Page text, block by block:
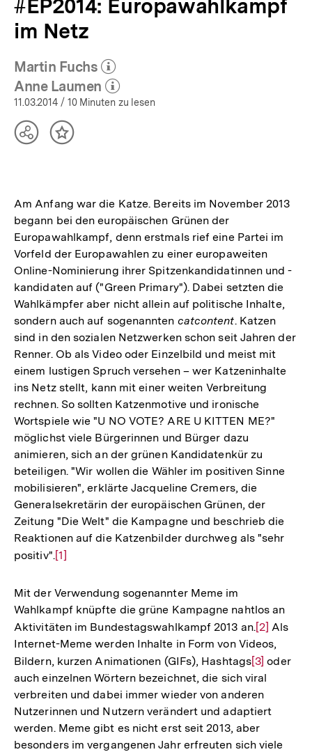
#EP2014: Europawahlkampf
im Netz
Martin Fuchs
(Mehr zum Autor)
öffnen
Anne Laumen
(Mehr zum Autor)
öffnen
11.03.2014 / 10 Minuten zu lesen
TeilenInhalt
Am Anfang war die Katze. Bereits im November 2013
begann bei den europäischen Grünen der
Europawahlkampf, denn erstmals rief eine Partei im
Vorfeld der Europawahlen zu einer europaweiten
Online-Nominierung ihrer Spitzenkandidatinnen und -
kandidaten auf ("Green Primary"). Dabei setzten die
Wahlkämpfer aber nicht allein auf politische Inhalte,
sondern auch auf sogenannten catcontent. Katzen
sind in den sozialen Netzwerken schon seit Jahren der
Renner. Ob als Video oder Einzelbild und meist mit
einem lustigen Spruch versehen – wer Katzeninhalte
ins Netz stellt, kann mit einer weiten Verbreitung
rechnen. So sollten Katzenmotive und ironische
Wortspiele wie "U NO VOTE? ARE U KITTEN ME?"
möglichst viele Bürgerinnen und Bürger dazu
animieren, sich an der grünen Kandidatenkür zu
beteiligen. "Wir wollen die Wähler im positiven Sinne
mobilisieren", erklärte Jacqueline Cremers, die
Generalsekretärin der europäischen Grünen, der
Zeitung "Die Welt" die Kampagne und beschrieb die
Reaktionen auf die Katzenbilder durchweg als "sehr
positiv".Zur
der
Fußnote
[1]
Mit der Verwendung sogenannter Meme im
Wahlkampf knüpfte die grüne Kampagne nahtlos an
Aktivitäten im Bundestagswahlkampf 2013 an.Zur
Auflösung
der
Fußnote
[2] Als
Internet-Meme werden Inhalte in Form von Videos,
Bildern, kurzen Animationen (GIFs), HashtagsZur
Auflösung
der
Fußnote
[3] oder
auch einzelnen Wörtern bezeichnet, die sich viral
verbreiten und dabei immer wieder von anderen
Nutzerinnen und Nutzern verändert und adaptiert
werden. Meme gibt es nicht erst seit 2013, aber
besonders im vergangenen Jahr erfreuten sich viele